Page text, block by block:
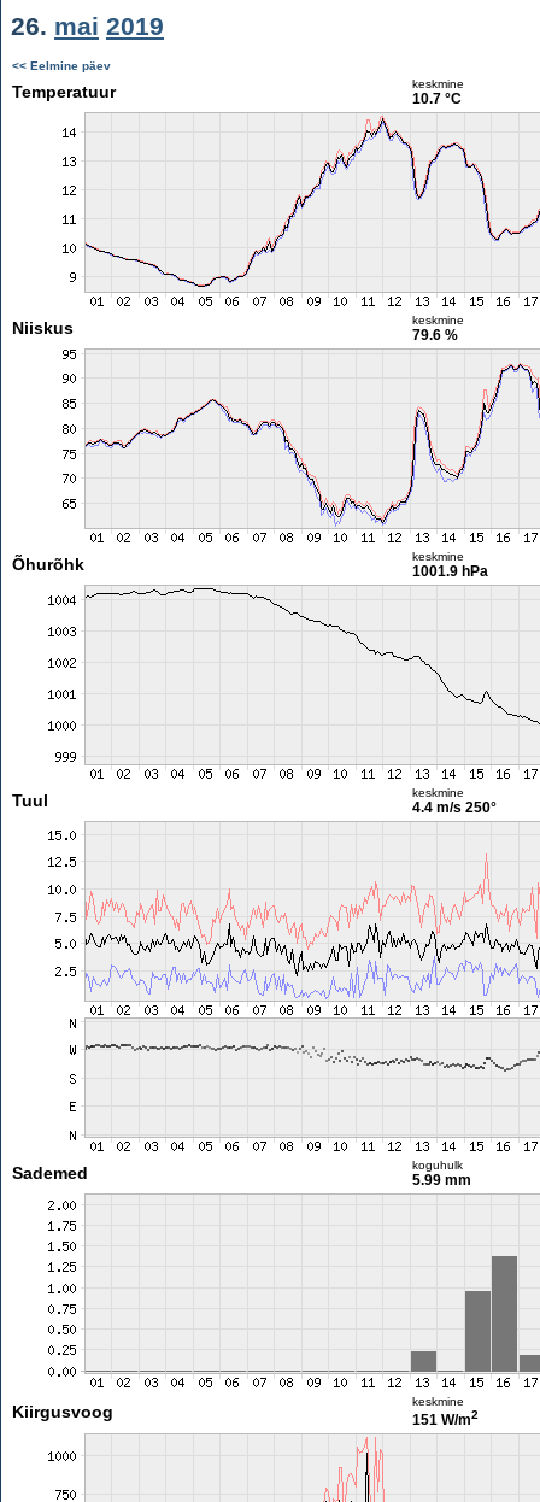
26. mai 2019
<< Eelmine päev
Temperatuur keskmine
10.7 °C
Niiskus keskmine
79.6 %
Õhurõhk keskmine
1001.9 hPa
Tuul keskmine
4.4 m/s 250°
Sademed koguhulk
5.99 mm
Kiirgusvoog
keskmine
151 W/m2